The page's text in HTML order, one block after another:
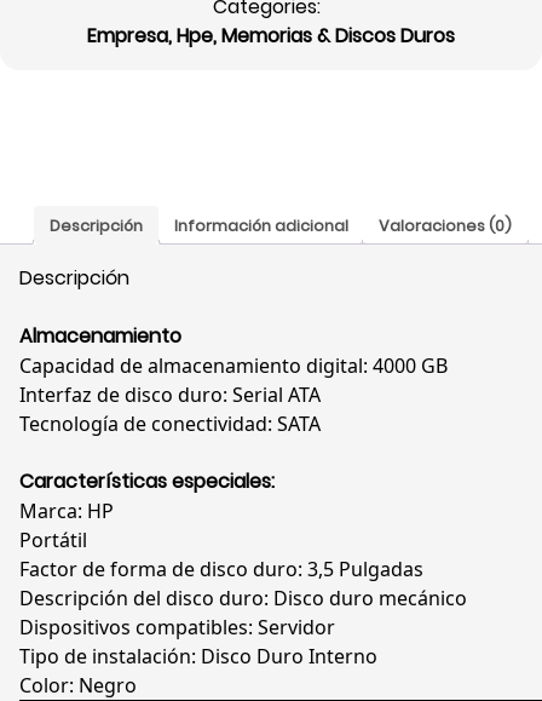
3.5",
cantidad
Categories:
Empresa,Hpe,Memorias & Discos Duros
Descripción Información adicional Valoraciones (0)
Descripción
Almacenamiento
Capacidad de almacenamiento digital: 4000 GB
Interfaz de disco duro: Serial ATA
Tecnología de conectividad: SATA
Características especiales:
Marca: HP
Portátil
Factor de forma de disco duro: 3,5 Pulgadas
Descripción del disco duro: Disco duro mecánico
Dispositivos compatibles: Servidor
Tipo de instalación: Disco Duro Interno
Color: Negro